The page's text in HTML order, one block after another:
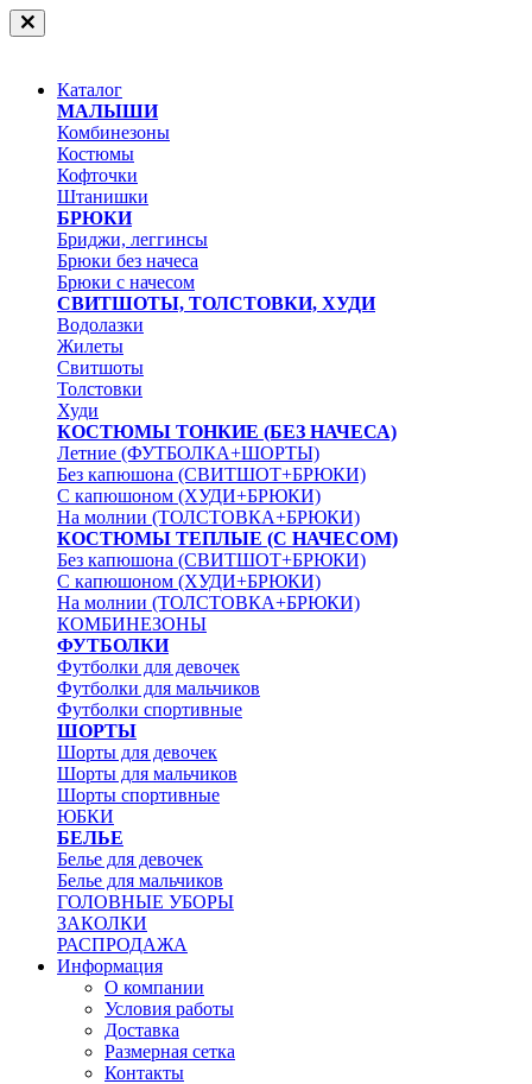
Каталог
МАЛЫШИ
Комбинезоны
Костюмы
Кофточки
Штанишки
БРЮКИ
Бриджи, леггинсы
Брюки без начеса
Брюки с начесом
СВИТШОТЫ, ТОЛСТОВКИ, ХУДИ
Водолазки
Жилеты
Свитшоты
Толстовки
Худи
КОСТЮМЫ ТОНКИЕ (БЕЗ НАЧЕСА)
Летние (ФУТБОЛКА+ШОРТЫ)
Без капюшона (СВИТШОТ+БРЮКИ)
С капюшоном (ХУДИ+БРЮКИ)
На молнии (ТОЛСТОВКА+БРЮКИ)
КОСТЮМЫ ТЕПЛЫЕ (С НАЧЕСОМ)
Без капюшона (СВИТШОТ+БРЮКИ)
С капюшоном (ХУДИ+БРЮКИ)
На молнии (ТОЛСТОВКА+БРЮКИ)
КОМБИНЕЗОНЫ
ФУТБОЛКИ
Футболки для девочек
Футболки для мальчиков
Футболки спортивные
ШОРТЫ
Шорты для девочек
Шорты для мальчиков
Шорты спортивные
ЮБКИ
БЕЛЬЕ
Белье для девочек
Белье для мальчиков
ГОЛОВНЫЕ УБОРЫ
ЗАКОЛКИ
РАСПРОДАЖА
Информация
О компании
Условия работы
Доставка
Размерная сетка
Контакты